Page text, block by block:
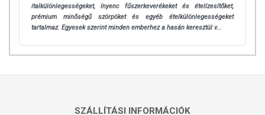
italkülönlegességeket, ínyenc fűszerkeverékeket és ételízesítőket,
prémium minőségű szörpöket és egyéb ételkülönlegességeket
tartalmaz. Egyesek szerint minden emberhez a hasán keresztül v...
SZÁLLÍTÁSI INFORMÁCIÓK